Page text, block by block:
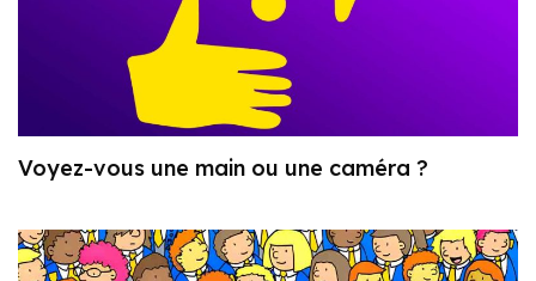
Voyez-vous une main ou une caméra ?